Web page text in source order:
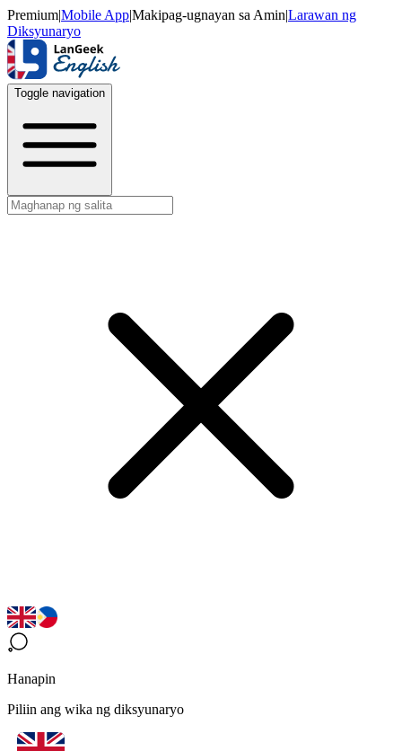
Premium|Mobile App|Makipag-ugnayan sa Amin|Larawan ng
Diksyunaryo
Toggle navigation
Hanapin
Piliin ang wika ng diksyunaryo